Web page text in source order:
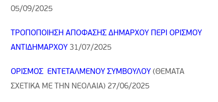
05/09/2025
ΤΡΟΠΟΠΟΙΗΣΗ ΑΠΟΦΑΣΗΣ ΔΗΜΑΡΧΟΥ ΠΕΡΙ ΟΡΙΣΜΟΥ
ΑΝΤΙΔΗΜΑΡΧΟΥ 31/07/2025
ΟΡΙΣΜΟΣ ΕΝΤΕΤΑΛΜΕΝΟΥ ΣΥΜΒΟΥΛΟΥ(ΘΕΜΑΤΑ
ΣΧΕΤΙΚΑ ΜΕ ΤΗΝ ΝΕΟΛΑΙΑ) 27/06/2025